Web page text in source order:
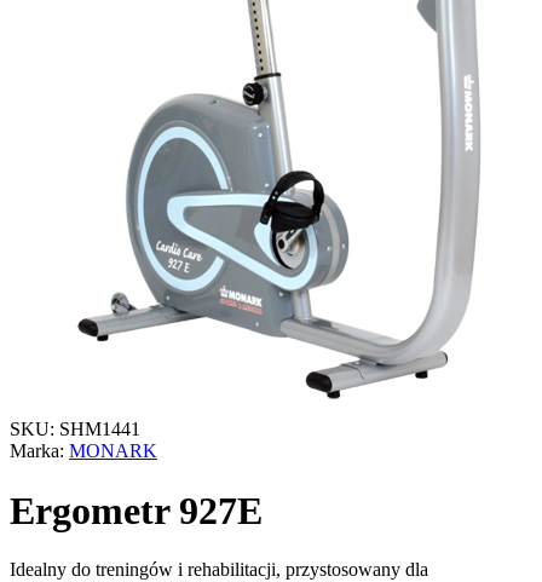
SKU: SHM1441
Marka: MONARK
Ergometr 927E
Idealny do treningów i rehabilitacji, przystosowany dla